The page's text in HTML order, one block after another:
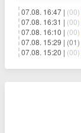
07.08. 16:47 | (00)
07.08. 16:31 | (00)
07.08. 16:10 | (00)
07.08. 15:29 | (01)
07.08. 15:20 | (00)